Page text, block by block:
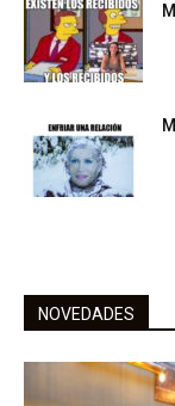
NOVEDADES